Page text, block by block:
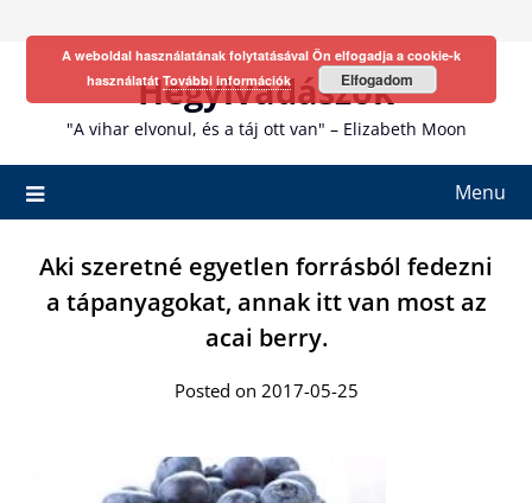
Hegyivadászok
"A vihar elvonul, és a táj ott van" – Elizabeth Moon
Menu
Aki szeretné egyetlen forrásból fedezni
a tápanyagokat, annak itt van most az
acai berry.
Posted on 2017-05-25
A weboldal használatának folytatásával Ön elfogadja a cookie-k
használatátTovábbi információk Elfogadom